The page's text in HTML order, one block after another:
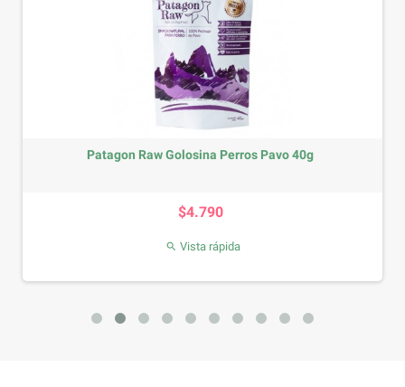
Patagon Raw Golosina Perros Pavo 40g
$4.790
 Vista rápida